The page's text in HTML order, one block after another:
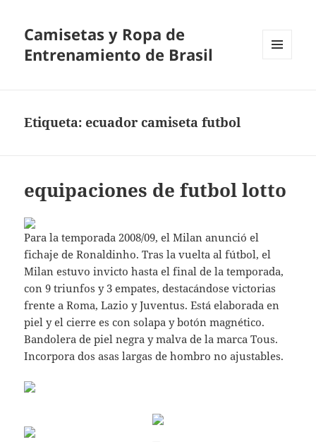
Camisetas y Ropa de
Entrenamiento de Brasil
Etiqueta:ecuador camiseta futbol
equipaciones de futbol lotto
Para la temporada 2008/09, el Milan anunció el
fichaje de Ronaldinho. Tras la vuelta al fútbol, el
Milan estuvo invicto hasta el final de la temporada,
con 9 triunfos y 3 empates, destacándose victorias
frente a Roma, Lazio y Juventus. Está elaborada en
piel y el cierre es con solapa y botón magnético.
Bandolera de piel negra y malva de la marca Tous.
Incorpora dos asas largas de hombro no ajustables.